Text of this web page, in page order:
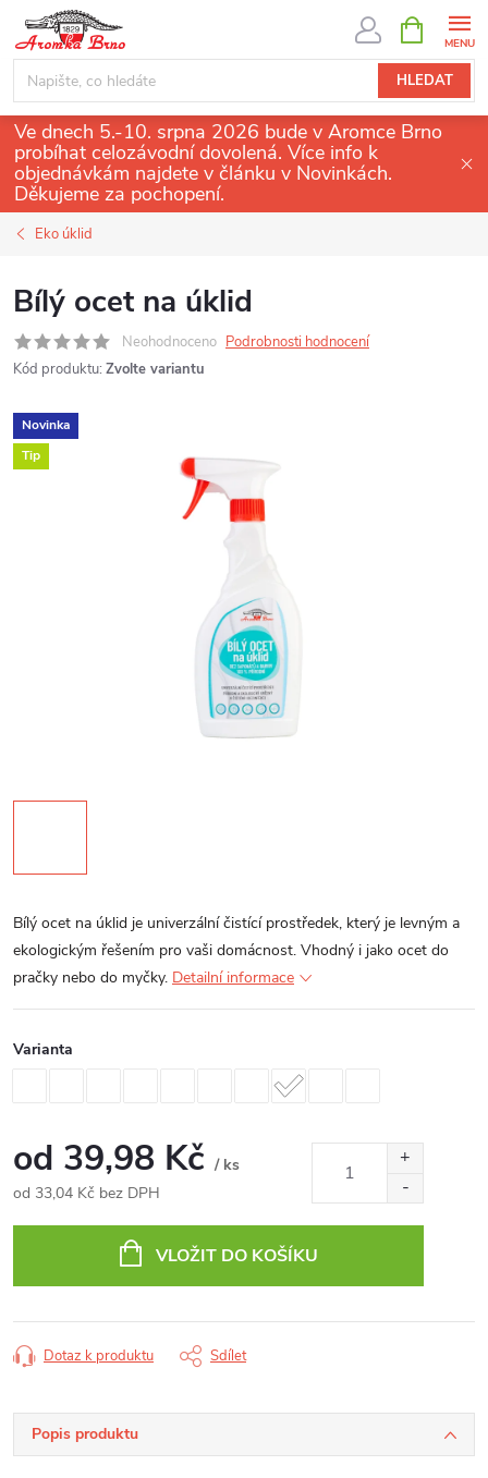
obsah
HLEDAT
NÁKUPNÍ
KOŠÍK
Ve dnech 5.-10. srpna 2026 bude v Aromce Brno
probíhat celozávodní dovolená. Více info k
objednávkám najdete v článku v Novinkách.
Děkujeme za pochopení.
Eko úklid
Bílý ocet na úklid
Neohodnoceno Podrobnosti hodnocení
Kód produktu: Zvolte variantu
Novinka
Tip
Bílý ocet na úklid je univerzální čistící prostředek, který je levným a
ekologickým řešením pro vaši domácnost. Vhodný i jako ocet do
pračky nebo do myčky. Detailní informace
Varianta
od 39,98 Kč / ks
od 33,04 Kč bez DPH
VLOŽIT DO KOŠÍKU
Dotaz k produktu Sdílet
Popis produktu